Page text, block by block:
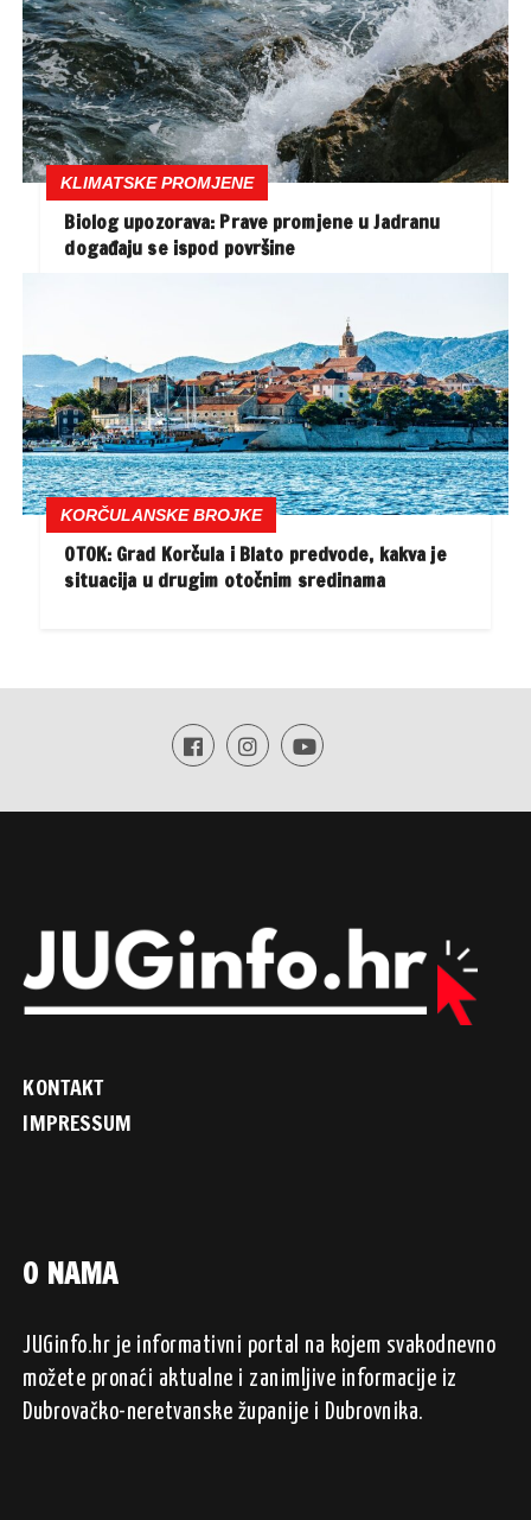
KLIMATSKE PROMJENE
Biolog upozorava: Prave promjene u Jadranu
događaju se ispod površine
KORČULANSKE BROJKE
OTOK: Grad Korčula i Blato predvode, kakva je
situacija u drugim otočnim sredinama
KONTAKT
IMPRESSUM
O NAMA
JUGinfo.hr je informativni portal na kojem svakodnevno
možete pronaći aktualne i zanimljive informacije iz
Dubrovačko-neretvanske županije i Dubrovnika.